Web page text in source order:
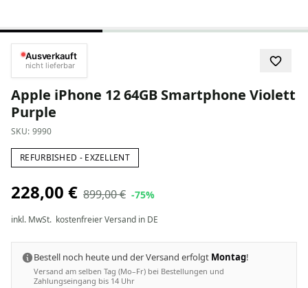
Ausverkauft
nicht lieferbar
Apple iPhone 12 64GB Smartphone Violett
Purple
SKU: 9990
REFURBISHED - EXZELLENT
228,00 € 899,00 € -75%
inkl. MwSt. kostenfreier Versand in DE
Bestell noch heute und der Versand erfolgt Montag!
Versand am selben Tag (Mo–Fr) bei Bestellungen und
Zahlungseingang bis 14 Uhr